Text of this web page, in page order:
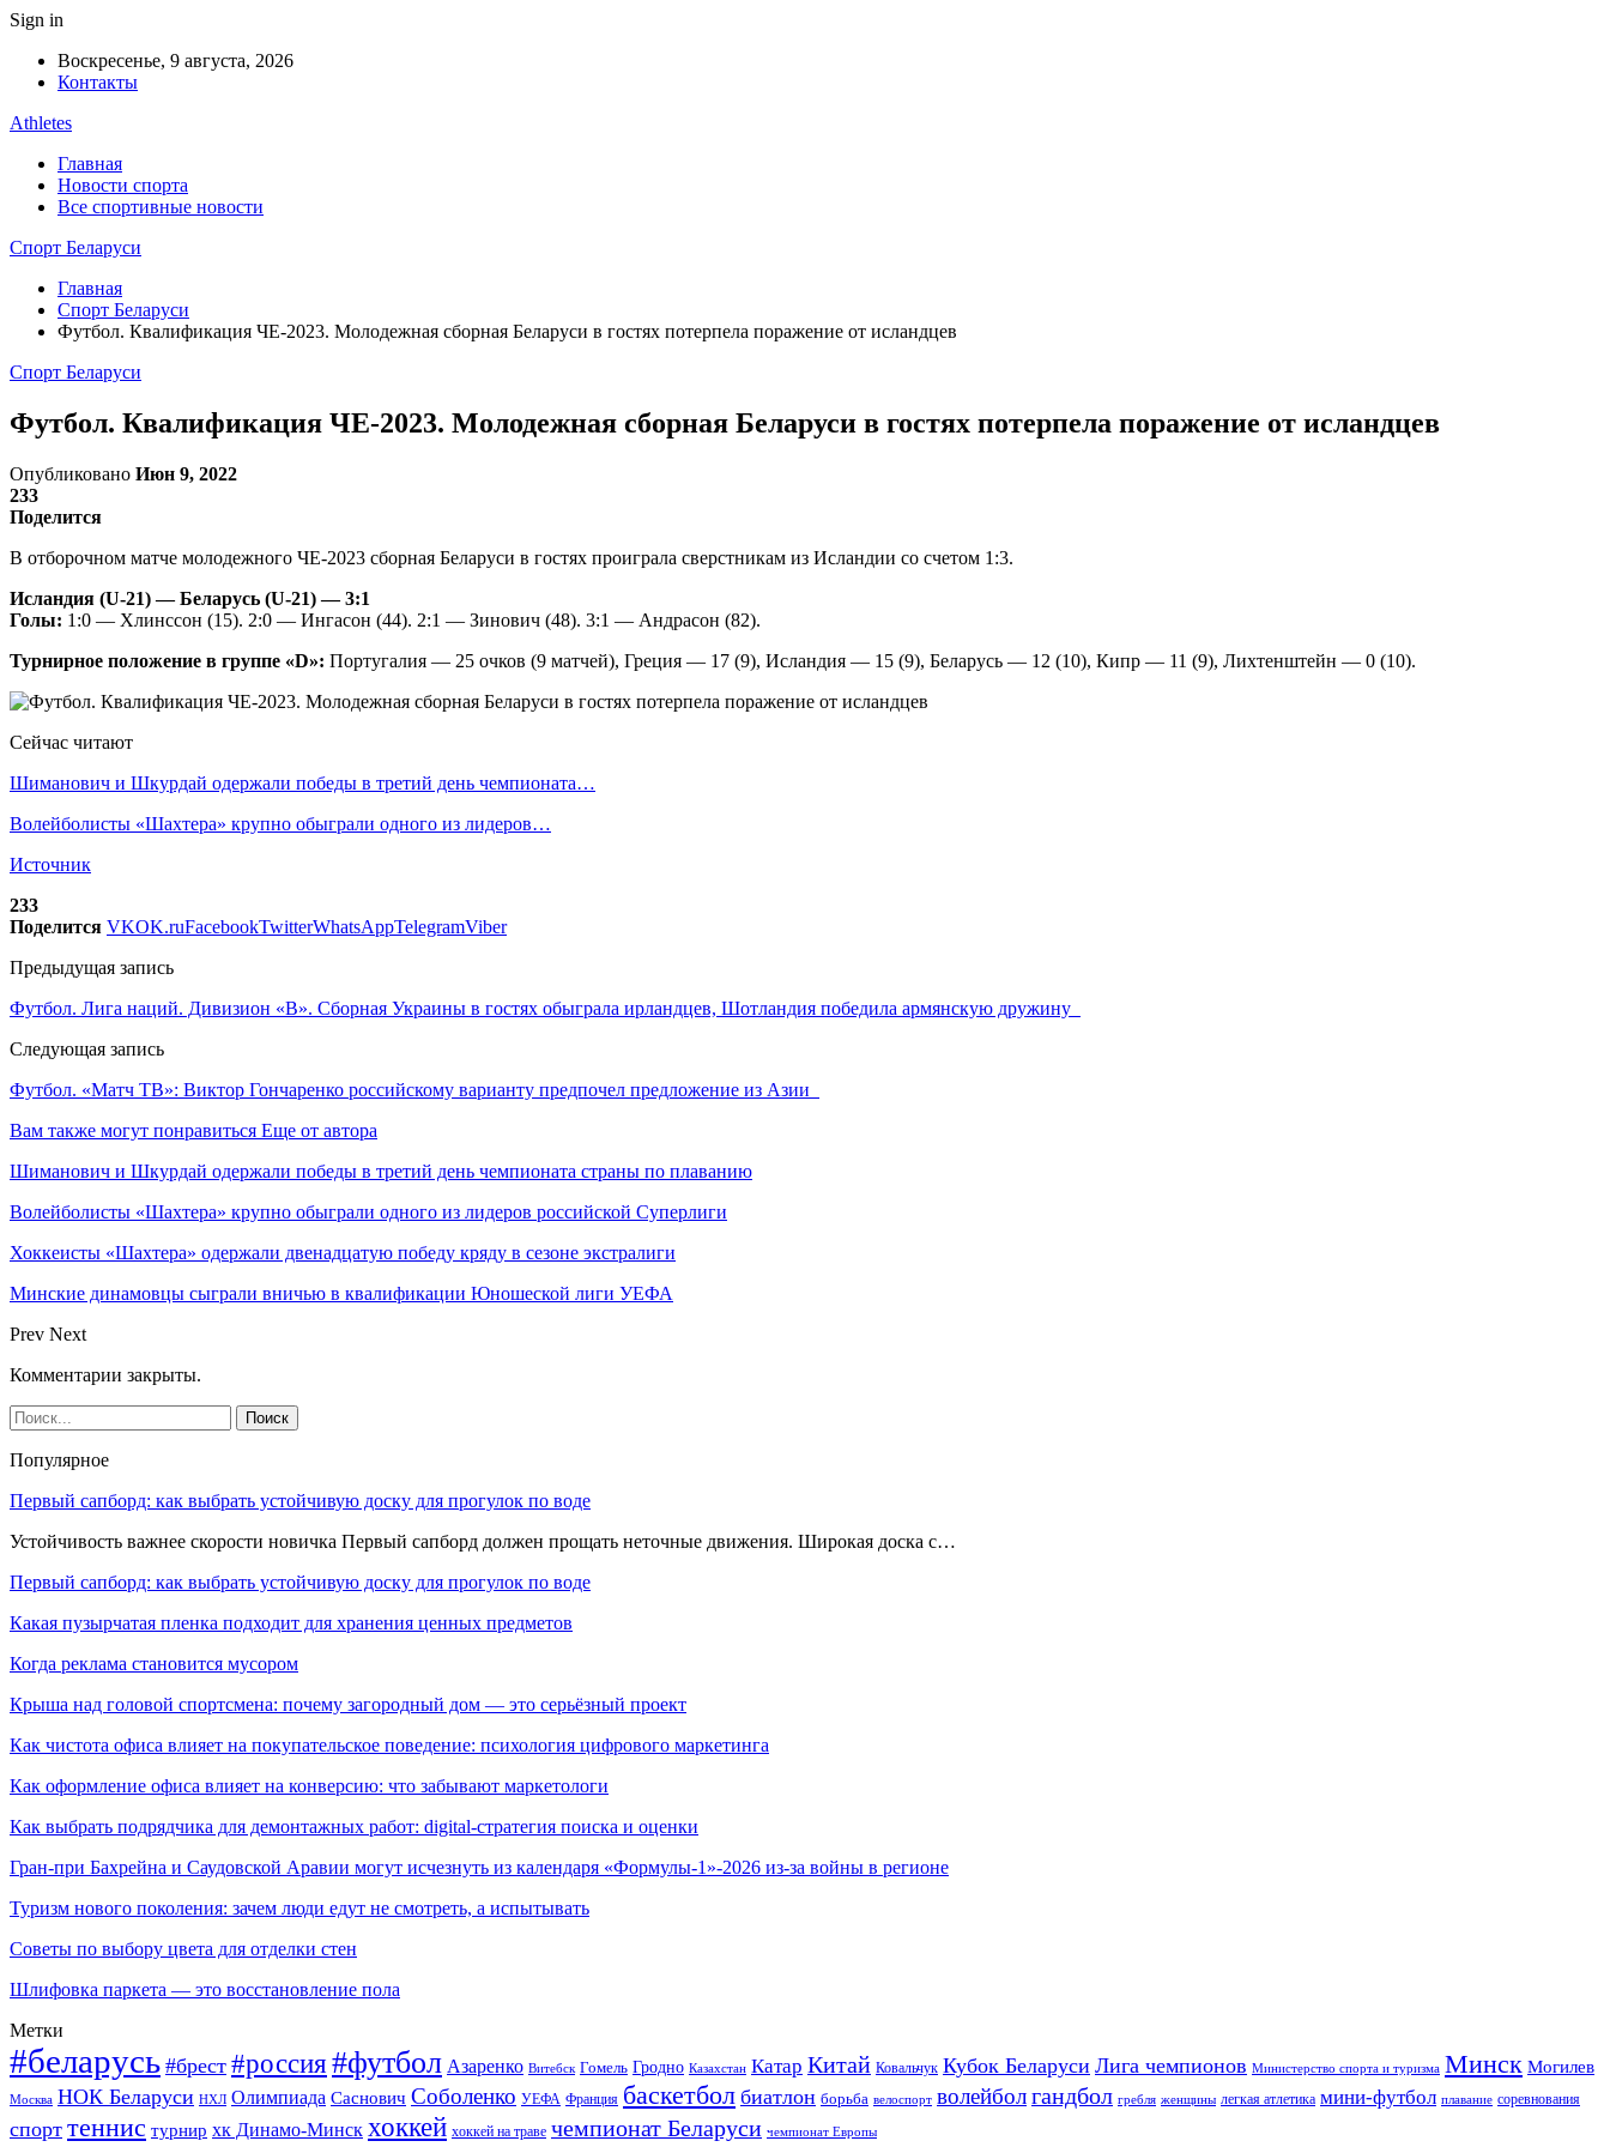
Sign in
Воскресенье, 9 августа, 2026
Контакты
Athletes
Главная
Новости спорта
Все спортивные новости
Спорт Беларуси
Главная
Спорт Беларуси
Футбол. Квалификация ЧЕ-2023. Молодежная сборная Беларуси в гостях потерпела поражение от исландцев
Спорт Беларуси
Футбол. Квалификация ЧЕ-2023. Молодежная сборная Беларуси в гостях потерпела поражение от исландцев
Опубликовано Июн 9, 2022
233
Поделится
В отборочном матче молодежного ЧЕ-2023 сборная Беларуси в гостях проиграла сверстникам из Исландии со счетом 1:3.
Исландия (U-21) — Беларусь (U-21) — 3:1
Голы: 1:0 — Хлинссон (15). 2:0 — Ингасон (44). 2:1 — Зинович (48). 3:1 — Андрасон (82).
Турнирное положение в группе «D»: Португалия — 25 очков (9 матчей), Греция — 17 (9), Исландия — 15 (9), Беларусь — 12 (10), Кипр — 11 (9), Лихтенштейн — 0 (10).
Сейчас читают
Шиманович и Шкурдай одержали победы в третий день чемпионата…
Волейболисты «Шахтера» крупно обыграли одного из лидеров…
Источник
233
Поделится VKOK.ruFacebookTwitterWhatsAppTelegramViber
Предыдущая запись
Футбол. Лига наций. Дивизион «В». Сборная Украины в гостях обыграла ирландцев, Шотландия победила армянскую дружину
Следующая запись
Футбол. «Матч ТВ»: Виктор Гончаренко российскому варианту предпочел предложение из Азии
Вам также могут понравиться Еще от автора
Шиманович и Шкурдай одержали победы в третий день чемпионата страны по плаванию
Волейболисты «Шахтера» крупно обыграли одного из лидеров российской Суперлиги
Хоккеисты «Шахтера» одержали двенадцатую победу кряду в сезоне экстралиги
Минские динамовцы сыграли вничью в квалификации Юношеской лиги УЕФА
Prev Next
Комментарии закрыты.
Популярное
Первый сапборд: как выбрать устойчивую доску для прогулок по воде
Устойчивость важнее скорости новичка Первый сапборд должен прощать неточные движения. Широкая доска с…
Первый сапборд: как выбрать устойчивую доску для прогулок по воде
Какая пузырчатая пленка подходит для хранения ценных предметов
Когда реклама становится мусором
Крыша над головой спортсмена: почему загородный дом — это серьёзный проект
Как чистота офиса влияет на покупательское поведение: психология цифрового маркетинга
Как оформление офиса влияет на конверсию: что забывают маркетологи
Как выбрать подрядчика для демонтажных работ: digital-стратегия поиска и оценки
Гран-при Бахрейна и Саудовской Аравии могут исчезнуть из календаря «Формулы-1»-2026 из-за войны в регионе
Туризм нового поколения: зачем люди едут не смотреть, а испытывать
Советы по выбору цвета для отделки стен
Шлифовка паркета — это восстановление пола
Метки
#беларусь #брест #россия#футбол Азаренко Витебск Гомель Гродно Казахстан Катар Китай Ковальчук Кубок Беларуси Лига чемпионов Министерство спорта и туризма Минск Могилев
Москва НОК Беларуси НХЛ Олимпиада Саснович Соболенко УЕФА Франция баскетбол биатлон борьба велоспорт волейболгандбол гребля женщины легкая атлетика мини-футбол плавание соревнования
спорт теннис турнир хк Динамо-Минск хоккей хоккей на траве чемпионат Беларуси чемпионат Европы